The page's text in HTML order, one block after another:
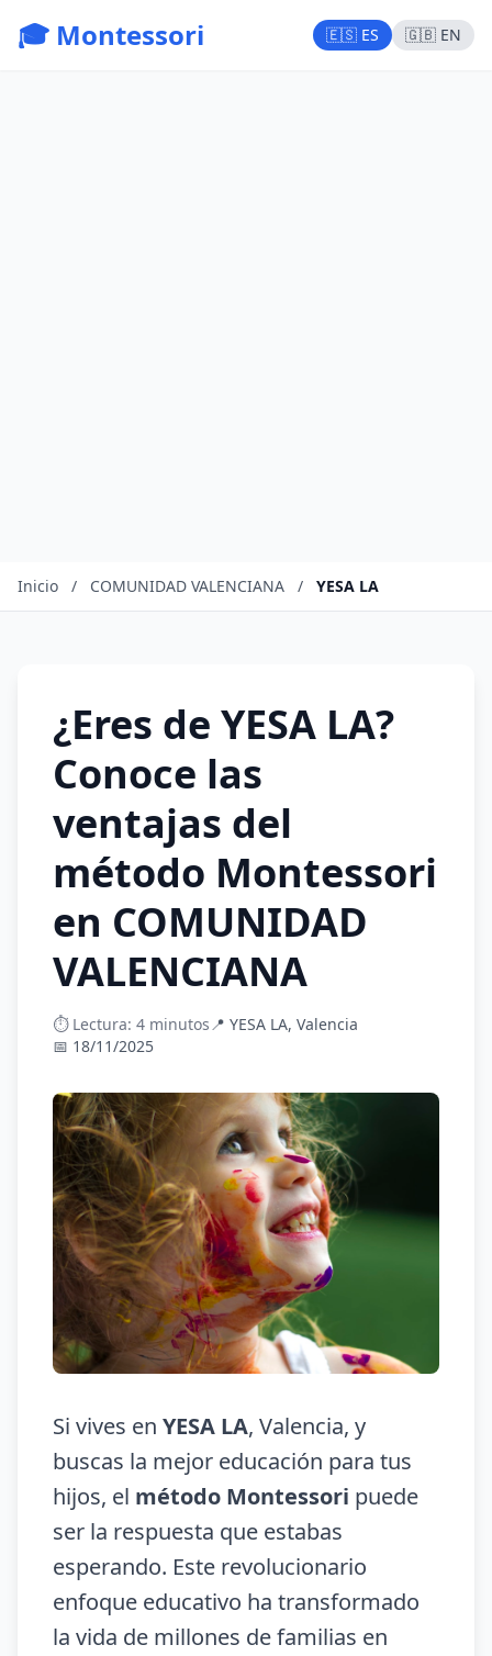
🎓 Montessori 🇪🇸 ES 🇬🇧 EN
Inicio / COMUNIDAD VALENCIANA / YESA LA
¿Eres de YESA LA?
Conoce las
ventajas del
método Montessori
en COMUNIDAD
VALENCIANA
⏱️ Lectura: 4 minutos📍 YESA LA, Valencia
📅 18/11/2025
Si vives en YESA LA, Valencia, y
buscas la mejor educación para tus
hijos, el método Montessori puede
ser la respuesta que estabas
esperando. Este revolucionario
enfoque educativo ha transformado
la vida de millones de familias en